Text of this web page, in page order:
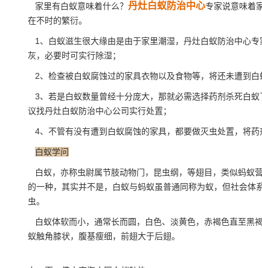
家里有白蚁意味着什么？ 丹灶白蚁防治中心专家说意味着
在不时的繁衍。
1、白蚁滋生很大缘由是由于家里潮湿，丹灶白蚁防治中心
灰，必要时可实行除湿；
2、检查被白蚁腐蚀过的家具衣物以及食物等，将还未遭到白
3、若是白蚁数量曾经十分庞大，那就必需选择药剂杀死白
议找丹灶白蚁防治中心公司实行处置；
4、不管有没有遭到白蚁腐蚀的家具，都要做灭虫处置，将药
白蚁学问
白蚁，亦称虫尉属节肢动物门，昆虫纲，等翅目，类似蚂蚁
的一种，其实并不是，白蚁与蚂蚁虽普通同称为蚁，但社会体
虫。
白蚁体软而小，通常长而圆，白色、淡黄色，赤褐色直至黑
蚁触角膝状，腹基瘦细，前翅大于后翅。